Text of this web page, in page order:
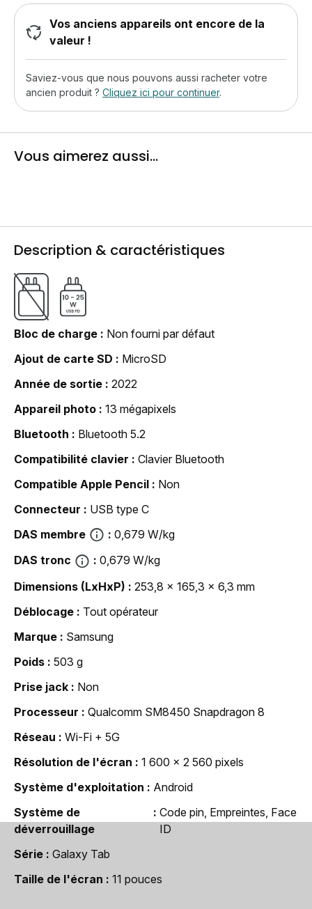
Vos anciens appareils ont encore de la
valeur !
Saviez-vous que nous pouvons aussi racheter votre
ancien produit ? Cliquez ici pour continuer.
Vous aimerez aussi...
Description & caractéristiques
Bloc de charge
Non fourni par défaut
Ajout de carte SD
MicroSD
Année de sortie
2022
Appareil photo
13 mégapixels
Bluetooth
Bluetooth 5.2
Compatibilité clavier
Clavier Bluetooth
Compatible Apple Pencil
Non
Connecteur
USB type C
DAS membre
0,679 W/kg
DAS tronc
0,679 W/kg
Dimensions (LxHxP)
253,8 x 165,3 x 6,3 mm
Déblocage
Tout opérateur
Marque
Samsung
Poids
503 g
Prise jack
Non
Processeur
Qualcomm SM8450 Snapdragon 8
Réseau
Wi-Fi + 5G
Résolution de l'écran
1 600 x 2 560 pixels
Système d'exploitation
Android
Système de
déverrouillage
Code pin, Empreintes, Face
ID
Série
Galaxy Tab
Taille de l'écran
11 pouces